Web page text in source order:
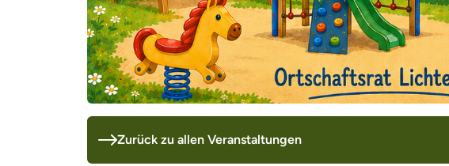
Zurück zu allen Veranstaltungen